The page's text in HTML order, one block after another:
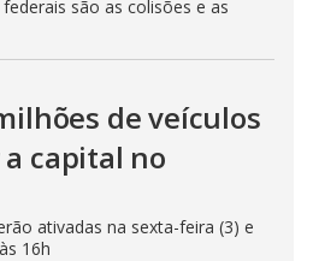
são as colisões e as
de veículos
capital no
ativadas na sexta-feira (3) e
16h